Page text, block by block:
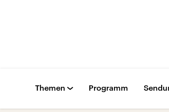
Themen Programm